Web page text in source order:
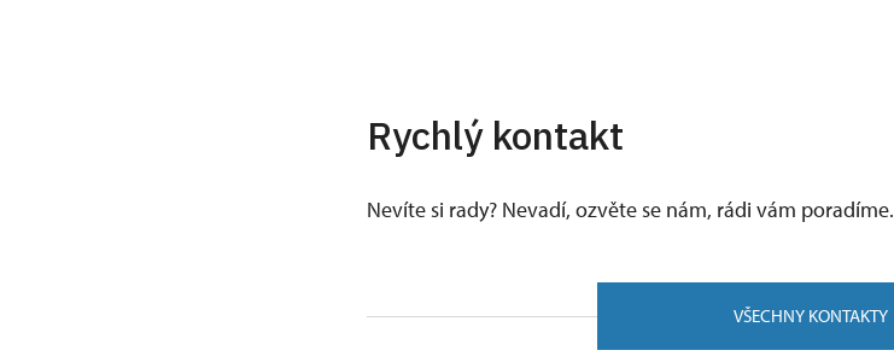
Rychlý kontakt
Nevíte si rady? Nevadí, ozvěte se nám, rádi vám poradíme.
VŠECHNY KONTAKTY